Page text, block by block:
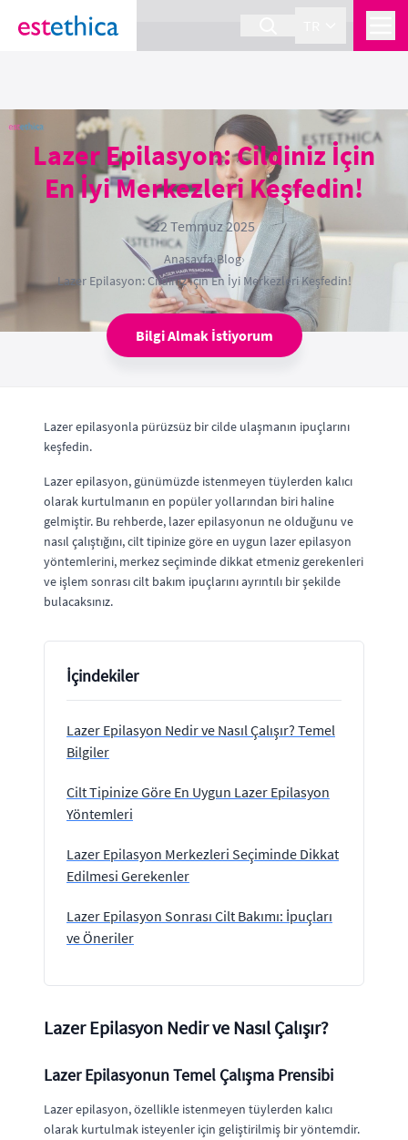
section Service {
Lazer Epilasyon: Cildiniz İçin
En İyi Merkezleri Keşfedin!
22 Temmuz 2025
Anasayfa›Blog›
Lazer Epilasyon: Cildiniz İçin En İyi Merkezleri Keşfedin!
Bilgi Almak İstiyorum
Lazer epilasyonla pürüzsüz bir cilde ulaşmanın ipuçlarını
keşfedin.
Lazer epilasyon, günümüzde istenmeyen tüylerden kalıcı
olarak kurtulmanın en popüler yollarından biri haline
gelmiştir. Bu rehberde, lazer epilasyonun ne olduğunu ve
nasıl çalıştığını, cilt tipinize göre en uygun lazer epilasyon
yöntemlerini, merkez seçiminde dikkat etmeniz gerekenleri
ve işlem sonrası cilt bakım ipuçlarını ayrıntılı bir şekilde
bulacaksınız.
İçindekiler
Lazer Epilasyon Nedir ve Nasıl Çalışır? Temel
Bilgiler
Cilt Tipinize Göre En Uygun Lazer Epilasyon
Yöntemleri
Lazer Epilasyon Merkezleri Seçiminde Dikkat
Edilmesi Gerekenler
Lazer Epilasyon Sonrası Cilt Bakımı: İpuçları
ve Öneriler
Lazer Epilasyon Nedir ve Nasıl Çalışır?
Lazer Epilasyonun Temel Çalışma Prensibi
Lazer epilasyon, özellikle istenmeyen tüylerden kalıcı
olarak kurtulmak isteyenler için geliştirilmiş bir yöntemdir.